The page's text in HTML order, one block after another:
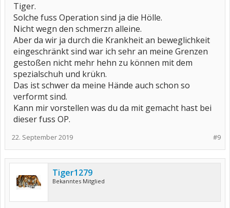
Tiger.
Solche fuss Operation sind ja die Hölle.
Nicht wegn den schmerzn alleine.
Aber da wir ja durch die Krankheit an beweglichkeit
eingeschränkt sind war ich sehr an meine Grenzen
gestoßen nicht mehr hehn zu können mit dem
spezialschuh und krükn.
Das ist schwer da meine Hände auch schon so
verformt sind.
Kann mir vorstellen was du da mit gemacht hast bei
dieser fuss OP.
#9
22. September 2019
Tiger1279
Bekanntes Mitglied